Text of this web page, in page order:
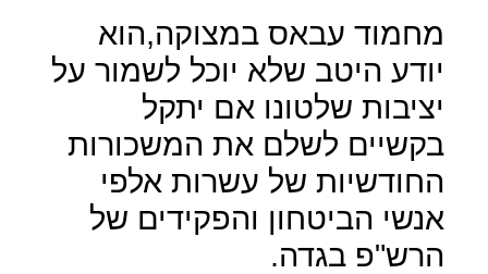
מחמוד עבאס במצוקה,הוא
יודע היטב שלא יוכל לשמור על
יציבות שלטונו אם יתקל
בקשיים לשלם את המשכורות
החודשיות של עשרות אלפי
אנשי הביטחון והפקידים של
הרש"פ בגדה.